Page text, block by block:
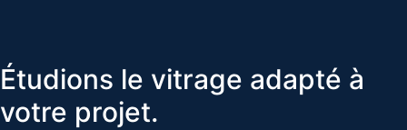
Étudions le vitrage adapté à
votre projet.